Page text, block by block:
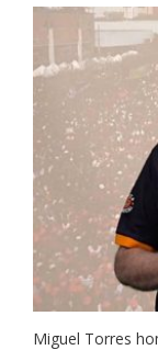
Miguel Torres